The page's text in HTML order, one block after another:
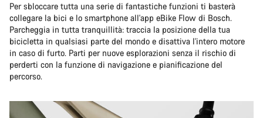
Per sbloccare tutta una serie di fantastiche funzioni ti basterà
collegare la bici e lo smartphone all'app eBike Flow di Bosch.
Parcheggia in tutta tranquillità: traccia la posizione della tua
bicicletta in qualsiasi parte del mondo e disattiva l'intero motore
in caso di furto. Parti per nuove esplorazioni senza il rischio di
perderti con la funzione di navigazione e pianificazione del
percorso.